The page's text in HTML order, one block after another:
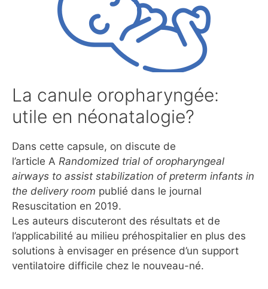
La canule oropharyngée:
utile en néonatalogie?
Dans cette capsule, on discute de
l’article A Randomized trial of oropharyngeal
airways to assist stabilization of preterm infants in
the delivery room publié dans le journal
Resuscitation en 2019.
Les auteurs discuteront des résultats et de
l’applicabilité au milieu préhospitalier en plus des
solutions à envisager en présence d’un support
ventilatoire difficile chez le nouveau-né.